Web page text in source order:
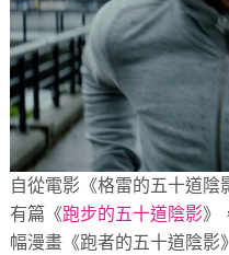
自從電影《格雷的五十道陰
有篇《跑步的五十道陰影》
幅漫畫《跑者的五十道陰